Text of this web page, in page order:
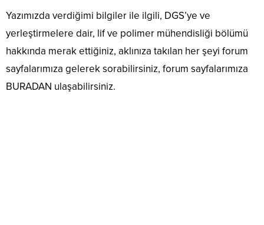
Yazımızda verdiğimi bilgiler ile ilgili, DGS’ye ve
yerleştirmelere dair, lif ve polimer mühendisliği bölümü
hakkında merak ettiğiniz, aklınıza takılan her şeyi forum
sayfalarımıza gelerek sorabilirsiniz, forum sayfalarımıza
BURADAN ulaşabilirsiniz.